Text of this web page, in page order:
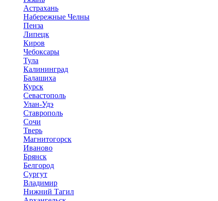
Астрахань
Набережные Челны
Пенза
Липецк
Киров
Чебоксары
Тула
Калининград
Балашиха
Курск
Севастополь
Улан-Удэ
Ставрополь
Сочи
Тверь
Магнитогорск
Иваново
Брянск
Белгород
Сургут
Владимир
Нижний Тагил